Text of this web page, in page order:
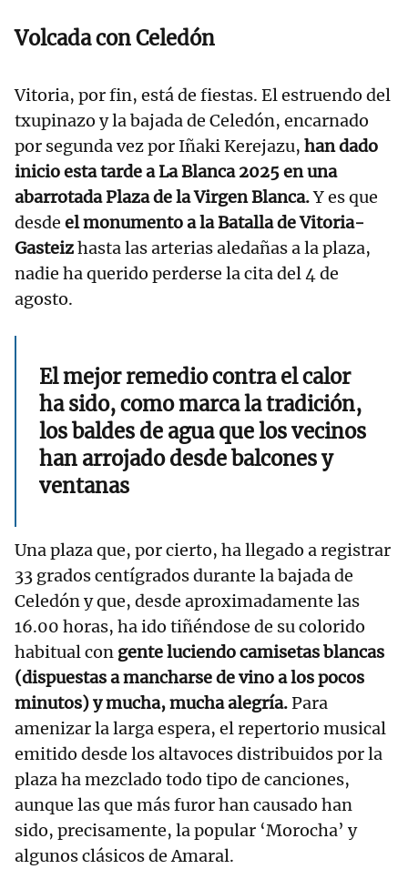
Volcada con Celedón
Vitoria, por fin, está de fiestas. El estruendo del
txupinazo y la bajada de Celedón, encarnado
por segunda vez por Iñaki Kerejazu, han dado
inicio esta tarde a La Blanca 2025 en una
abarrotada Plaza de la Virgen Blanca.Y es que
desde el monumento a la Batalla de Vitoria-
Gasteizhasta las arterias aledañas a la plaza,
nadie ha querido perderse la cita del 4 de
agosto.
El mejor remedio contra el calor
ha sido, como marca la tradición,
los baldes de agua que los vecinos
han arrojado desde balcones y
ventanas
Una plaza que, por cierto, ha llegado a registrar
33 grados centígrados durante la bajada de
Celedón y que, desde aproximadamente las
16.00 horas, ha ido tiñéndose de su colorido
habitual con gente luciendo camisetas blancas
(dispuestas a mancharse de vino a los pocos
minutos) y mucha, mucha alegría.Para
amenizar la larga espera, el repertorio musical
emitido desde los altavoces distribuidos por la
plaza ha mezclado todo tipo de canciones,
aunque las que más furor han causado han
sido, precisamente, la popular ‘Morocha’ y
algunos clásicos de Amaral.